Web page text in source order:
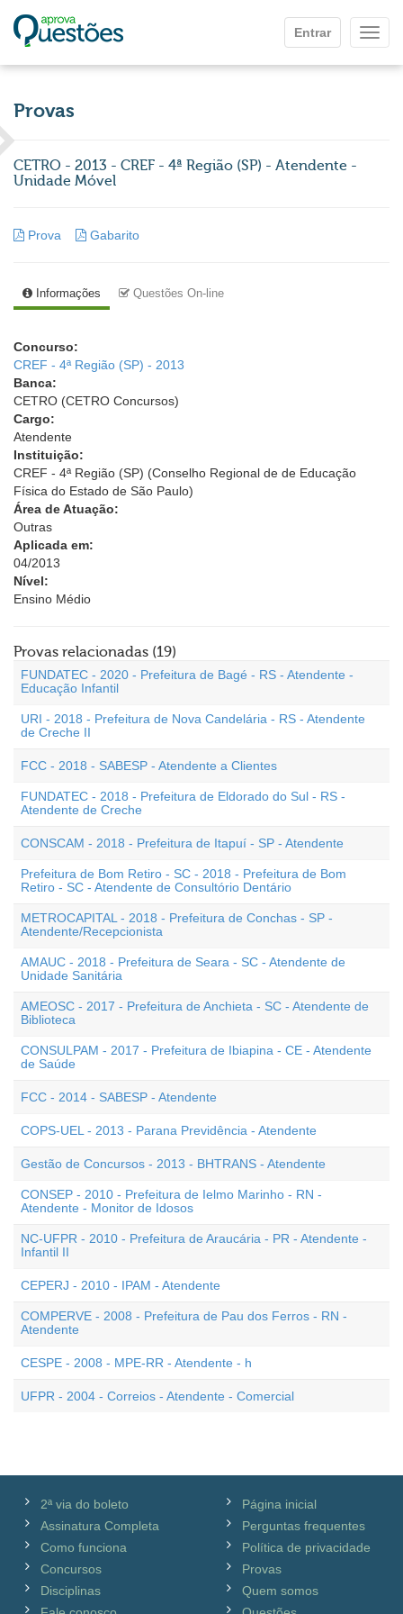
Entrar
Provas
CETRO - 2013 - CREF - 4ª Região (SP) - Atendente -
Unidade Móvel
Prova Gabarito
Informações Questões On-line
Concurso:
CREF - 4ª Região (SP) - 2013
Banca:
CETRO (CETRO Concursos)
Cargo:
Atendente
Instituição:
CREF - 4ª Região (SP) (Conselho Regional de de Educação
Física do Estado de São Paulo)
Área de Atuação:
Outras
Aplicada em:
04/2013
Nível:
Ensino Médio
Provas relacionadas (19)
FUNDATEC - 2020 - Prefeitura de Bagé - RS - Atendente -
Educação Infantil
URI - 2018 - Prefeitura de Nova Candelária - RS - Atendente
de Creche II
FCC - 2018 - SABESP - Atendente a Clientes
FUNDATEC - 2018 - Prefeitura de Eldorado do Sul - RS -
Atendente de Creche
CONSCAM - 2018 - Prefeitura de Itapuí - SP - Atendente
Prefeitura de Bom Retiro - SC - 2018 - Prefeitura de Bom
Retiro - SC - Atendente de Consultório Dentário
METROCAPITAL - 2018 - Prefeitura de Conchas - SP -
Atendente/Recepcionista
AMAUC - 2018 - Prefeitura de Seara - SC - Atendente de
Unidade Sanitária
AMEOSC - 2017 - Prefeitura de Anchieta - SC - Atendente de
Biblioteca
CONSULPAM - 2017 - Prefeitura de Ibiapina - CE - Atendente
de Saúde
FCC - 2014 - SABESP - Atendente
COPS-UEL - 2013 - Parana Previdência - Atendente
Gestão de Concursos - 2013 - BHTRANS - Atendente
CONSEP - 2010 - Prefeitura de Ielmo Marinho - RN -
Atendente - Monitor de Idosos
NC-UFPR - 2010 - Prefeitura de Araucária - PR - Atendente -
Infantil II
CEPERJ - 2010 - IPAM - Atendente
COMPERVE - 2008 - Prefeitura de Pau dos Ferros - RN -
Atendente
CESPE - 2008 - MPE-RR - Atendente - h
UFPR - 2004 - Correios - Atendente - Comercial
2ª via do boleto
Assinatura Completa
Como funciona
Concursos
Disciplinas
Página inicial
Perguntas frequentes
Política de privacidade
Provas
Quem somos